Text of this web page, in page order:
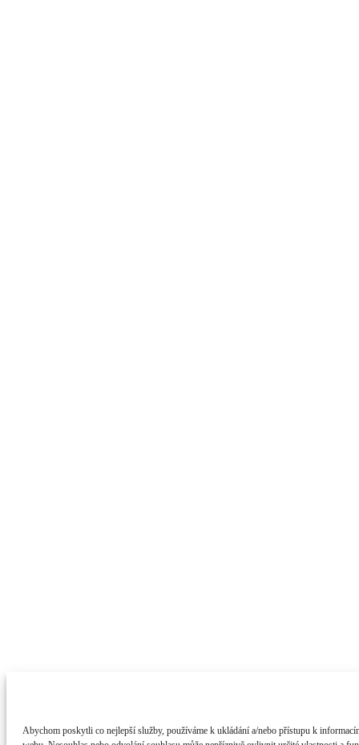
Abychom poskytli co nejlepší služby, používáme k ukládání a/nebo přístupu k